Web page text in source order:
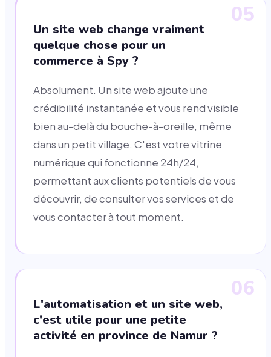
05
Un site web change vraiment
quelque chose pour un
commerce à Spy ?
Absolument. Un site web ajoute une
crédibilité instantanée et vous rend visible
bien au-delà du bouche-à-oreille, même
dans un petit village. C'est votre vitrine
numérique qui fonctionne 24h/24,
permettant aux clients potentiels de vous
découvrir, de consulter vos services et de
vous contacter à tout moment.
06
L'automatisation et un site web,
c'est utile pour une petite
activité en province de Namur ?